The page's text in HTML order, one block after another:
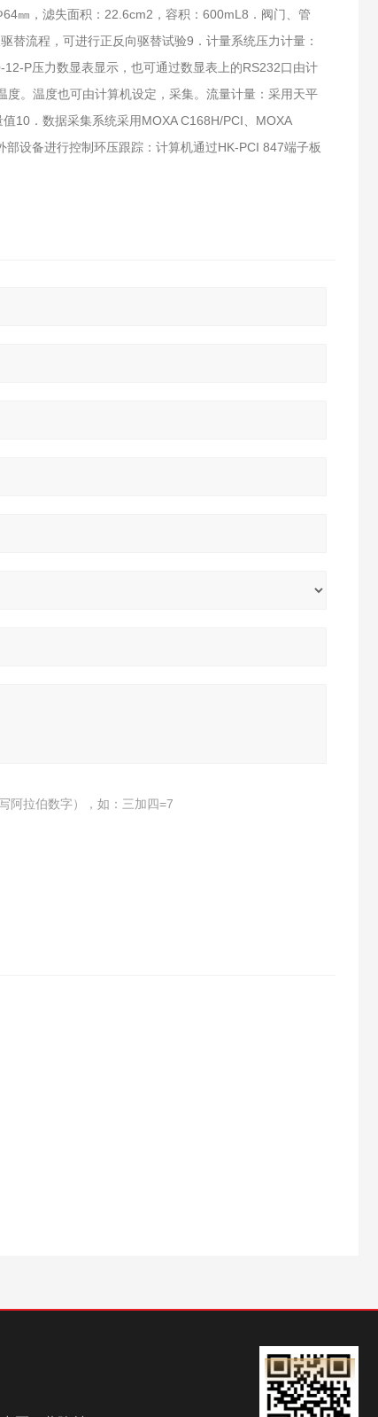
㎜，滤失面积：22.6cm2，容积：600mL8．阀门、管
替流程，可进行正反向驱替试验9．计量系统压力计量：
P压力数显表显示，也可通过数显表上的RS232口由计
。温度也可由计算机设定，采集。流量计量：采用天平
10．数据采集系统采用MOXA C168H/PCI、MOXA
设备进行控制环压跟踪：计算机通过HK-PCI 847端子板
阿拉伯数字），如：三加四=7